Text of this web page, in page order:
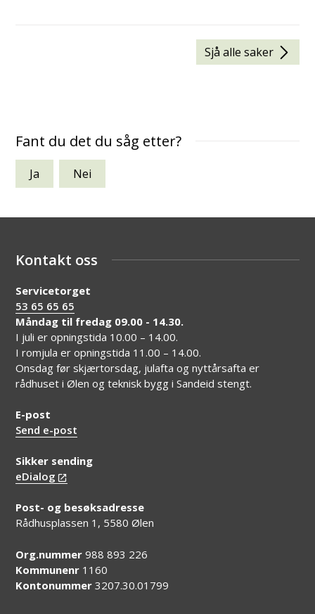
Sjå alle saker
Fant du det du såg etter?
Ja Nei
Kontakt oss
Servicetorget
53 65 65 65
Måndag til fredag 09.00 - 14.30.
I juli er opningstida 10.00 – 14.00.
I romjula er opningstida 11.00 – 14.00.
Onsdag før skjærtorsdag, julafta og nyttårsafta er
rådhuset i Ølen og teknisk bygg i Sandeid stengt.
E-post
Send e-post
Sikker sending
eDialog
Post- og besøksadresse
Rådhusplassen 1, 5580 Ølen
Org.nummer988 893 226
Kommunenr 1160
Kontonummer3207.30.01799